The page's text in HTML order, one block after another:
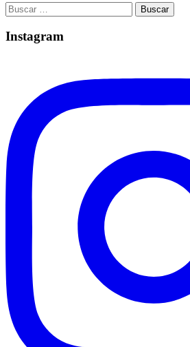
Buscar:
Instagram